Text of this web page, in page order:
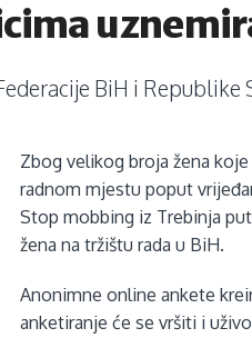
BiH i Republike
Zbog velikog broja žena
radnom mjestu poput
Stop mobbing iz Trebinja
žena na tržištu rada u BiH.
Anonimne online ankete
anketiranje će se vršiti i